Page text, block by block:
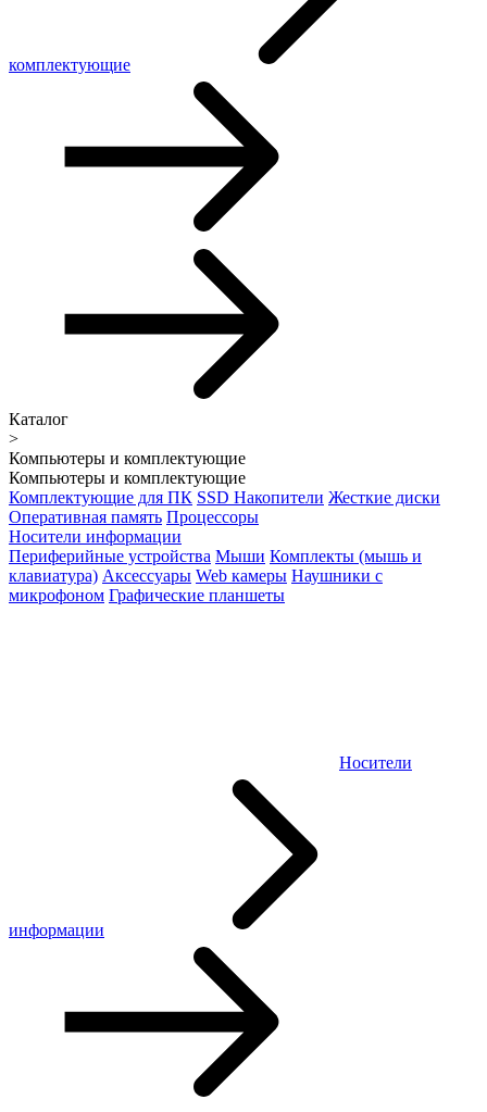
комплектующие
Каталог
>
Компьютеры и комплектующие
Компьютеры и комплектующие
Комплектующие для ПК SSD Накопители Жесткие диски
Оперативная память Процессоры
Носители информации
Периферийные устройства Мыши Комплекты (мышь и
клавиатура) Аксессуары Web камеры Наушники с
микрофоном Графические планшеты
Носители
информации